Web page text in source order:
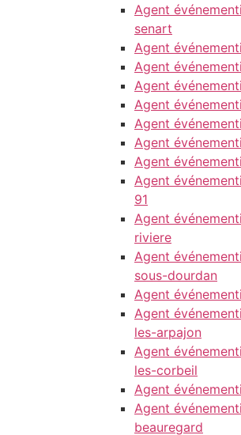
Agent
senart
Agent
Agent
Agent
Agent
Agent
Agent
Agent
Agent
91
Agent
riviere
Agent
sous-dourdan
Agent
Agent
les-arpajon
Agent
les-corbeil
Agent
Agent
beauregard